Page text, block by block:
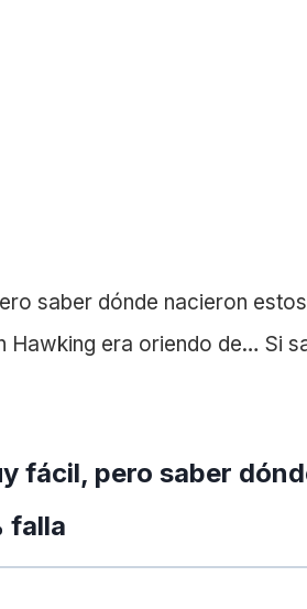
saber dónde nacieron
Hawking era oriendo de… Si
fácil, pero saber
falla